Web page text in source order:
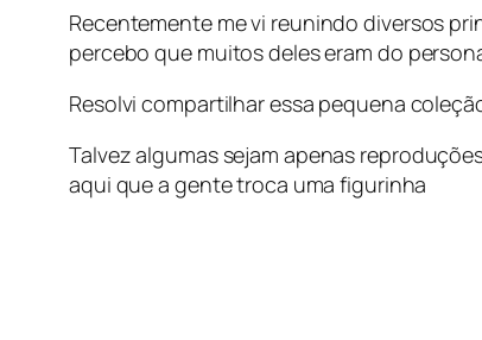
Recentemente me vi reunindo diversos
percebo que muitos deles eram do
Resolvi compartilhar essa pequena
Talvez algumas sejam apenas
aqui que a gente troca uma figurinha